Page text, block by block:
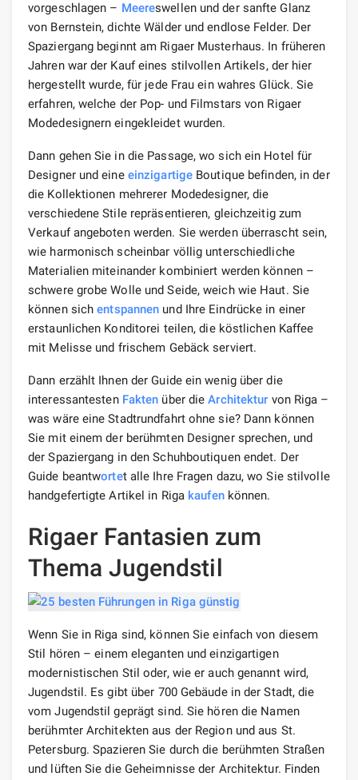
vorgeschlagen – Meereswellen und der sanfte Glanz
von Bernstein, dichte Wälder und endlose Felder. Der
Spaziergang beginnt am Rigaer Musterhaus. In früheren
Jahren war der Kauf eines stilvollen Artikels, der hier
hergestellt wurde, für jede Frau ein wahres Glück. Sie
erfahren, welche der Pop- und Filmstars von Rigaer
Modedesignern eingekleidet wurden.
Dann gehen Sie in die Passage, wo sich ein Hotel für
Designer und eine einzigartige Boutique befinden, in der
die Kollektionen mehrerer Modedesigner, die
verschiedene Stile repräsentieren, gleichzeitig zum
Verkauf angeboten werden. Sie werden überrascht sein,
wie harmonisch scheinbar völlig unterschiedliche
Materialien miteinander kombiniert werden können –
schwere grobe Wolle und Seide, weich wie Haut. Sie
können sichentspannen und Ihre Eindrücke in einer
erstaunlichen Konditorei teilen, die köstlichen Kaffee
mit Melisse und frischem Gebäck serviert.
Dann erzählt Ihnen der Guide ein wenig über die
interessantesten Fakten über dieArchitektur von Riga –
was wäre eine Stadtrundfahrt ohne sie? Dann können
Sie mit einem der berühmten Designer sprechen, und
der Spaziergang in den Schuhboutiquen endet. Der
Guide beantwortet alle Ihre Fragen dazu, wo Sie stilvolle
handgefertigte Artikel in Riga kaufenkönnen.
Rigaer Fantasien zum
Thema Jugendstil
Wenn Sie in Riga sind, können Sie einfach von diesem
Stil hören – einem eleganten und einzigartigen
modernistischen Stil oder, wie er auch genannt wird,
Jugendstil. Es gibt über 700 Gebäude in der Stadt, die
vom Jugendstil geprägt sind. Sie hören die Namen
berühmter Architekten aus der Region und aus St.
Petersburg. Spazieren Sie durch die berühmten Straßen
und lüften Sie die Geheimnisse der Architektur. Finden